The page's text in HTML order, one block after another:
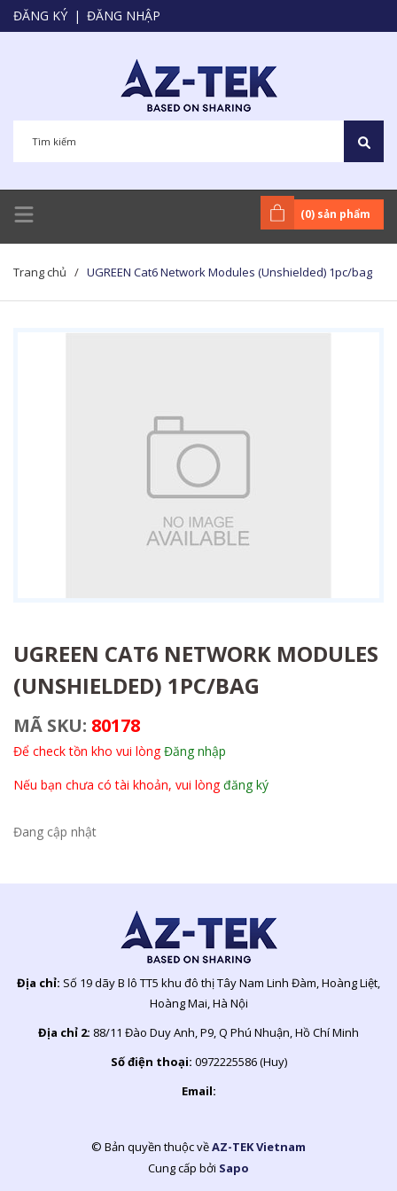
ĐĂNG KÝ | ĐĂNG NHẬP
(0) sản phẩm
Trang chủ / UGREEN Cat6 Network Modules (Unshielded) 1pc/bag
UGREEN CAT6 NETWORK MODULES
(UNSHIELDED) 1PC/BAG
MÃ SKU: 80178
Để check tồn kho vui lòngĐăng nhập
Nếu bạn chưa có tài khoản, vui lòngđăng ký
Đang cập nhật
Địa chỉ: Số 19 dãy B lô TT5 khu đô thị Tây Nam Linh Đàm, Hoàng Liệt,
Hoàng Mai, Hà Nội
Địa chỉ 2: 88/11 Đào Duy Anh, P9, Q Phú Nhuận, Hồ Chí Minh
Số điện thoại: 0972225586 (Huy)
Email:
© Bản quyền thuộc vềAZ-TEK Vietnam
Cung cấp bởi Sapo